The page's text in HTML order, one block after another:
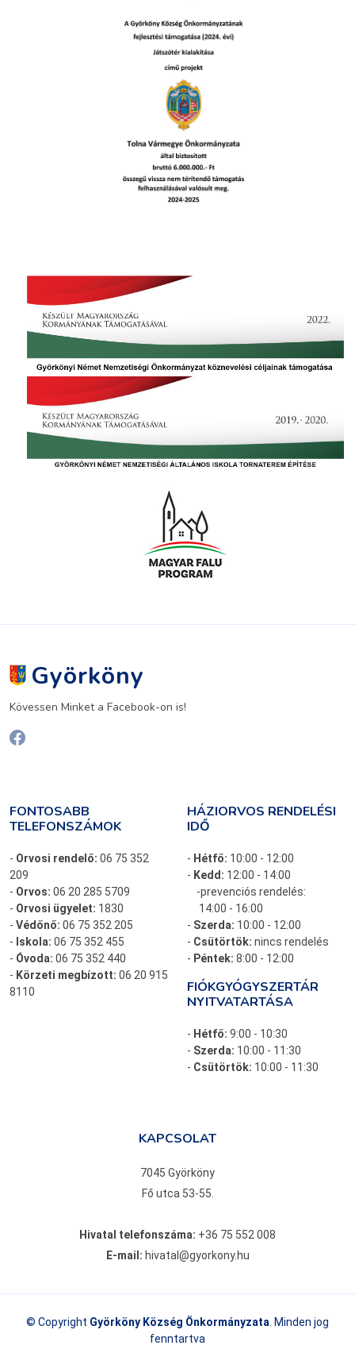
Györköny
Kövessen Minket a Facebook-on is!
FONTOSABB
TELEFONSZÁMOK
- Orvosi rendelő: 06 75 352
209
- Orvos: 06 20 285 5709
- Orvosi ügyelet: 1830
- Védőnő: 06 75 352 205
- Iskola: 06 75 352 455
- Óvoda: 06 75 352 440
- Körzeti megbízott: 06 20 915
8110
HÁZIORVOS RENDELÉSI
IDŐ
- Hétfő: 10:00 - 12:00
- Kedd: 12:00 - 14:00
-prevenciós rendelés:
14:00 - 16:00
- Szerda: 10:00 - 12:00
- Csütörtök: nincs rendelés
- Péntek: 8:00 - 12:00
FIÓKGYÓGYSZERTÁR
NYITVATARTÁSA
- Hétfő: 9:00 - 10:30
- Szerda: 10:00 - 11:30
- Csütörtök: 10:00 - 11:30
KAPCSOLAT
7045 Györköny
Fő utca 53-55.
Hivatal telefonszáma: +36 75 552 008
E-mail: hivatal@gyorkony.hu
© Copyright Györköny Község Önkormányzata . Minden jog
fenntartva